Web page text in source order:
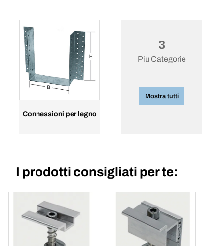
Connessioni per legno
3
Più Categorie
Mostra tutti
I prodotti consigliati per te: